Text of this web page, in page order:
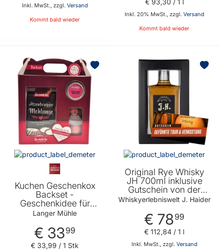
Inkl. MwSt., zzgl. Versand
Kommt bald wieder
Inkl. 20% MwSt., zzgl. Versand
Kommt bald wieder
Kuchen Geschenkox
Backset -
Geschenkidee für
Kuchen Liebhaber und
Hobbybäcker
Langer Mühle
€ 3399
€ 33,99 / 1 Stk
Original Rye Whisky
JH 700ml inklusive
Gutschein von der
Whiskyerlebniswelt
Haider - Geschenkidee
für Whisky Liebhaber
Whiskyerlebniswelt J. Haider
€ 7899
Inkl. MwSt., zzgl. Versand
€ 112,84 / 1 l